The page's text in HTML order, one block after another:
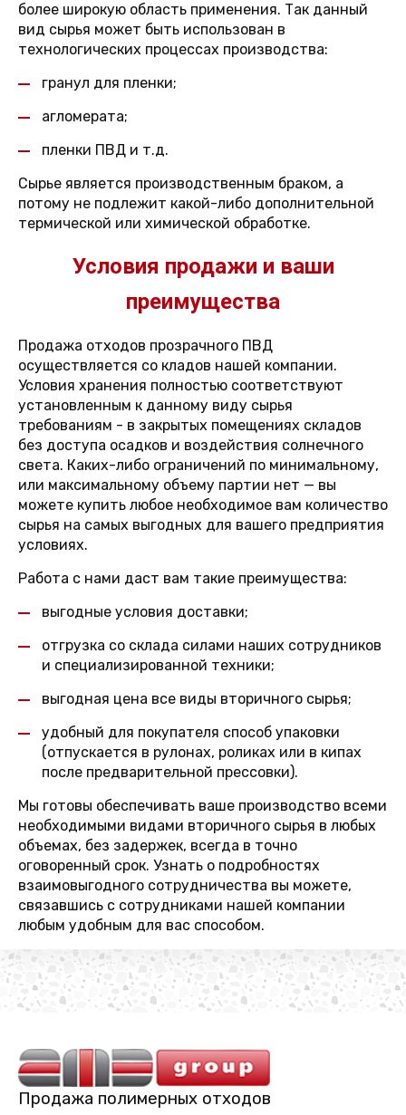
более широкую область применения. Так данный
вид сырья может быть использован в
технологических процессах производства:
гранул для пленки;
агломерата;
пленки ПВД и т.д.
Сырье является производственным браком, а
потому не подлежит какой-либо дополнительной
термической или химической обработке.
Условия продажи и ваши
преимущества
Продажа отходов прозрачного ПВД
осуществляется со кладов нашей компании.
Условия хранения полностью соответствуют
установленным к данному виду сырья
требованиям - в закрытых помещениях складов
без доступа осадков и воздействия солнечного
света. Каких-либо ограничений по минимальному,
или максимальному объему партии нет — вы
можете купить любое необходимое вам количество
сырья на самых выгодных для вашего предприятия
условиях.
Работа с нами даст вам такие преимущества:
выгодные условия доставки;
отгрузка со склада силами наших сотрудников
и специализированной техники;
выгодная цена все виды вторичного сырья;
удобный для покупателя способ упаковки
(отпускается в рулонах, роликах или в кипах
после предварительной прессовки).
Мы готовы обеспечивать ваше производство всеми
необходимыми видами вторичного сырья в любых
объемах, без задержек, всегда в точно
оговоренный срок. Узнать о подробностях
взаимовыгодного сотрудничества вы можете,
связавшись с сотрудниками нашей компании
любым удобным для вас способом.
Продажа полимерных отходов